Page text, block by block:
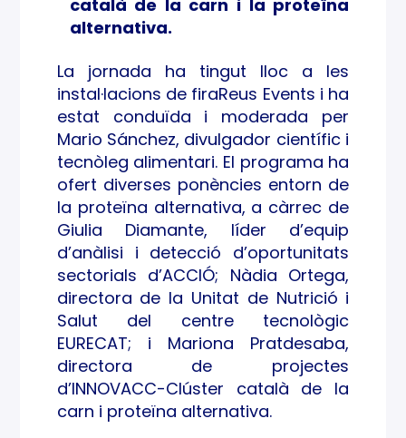
&
Nutri
tion
català de la carn i la proteïna
alternativa.
La jornada ha tingut lloc a les
instal·lacions de firaReus Events i ha
estat conduïda i moderada per
Mario Sánchez, divulgador científic i
tecnòleg alimentari. El programa ha
ofert diverses ponències entorn de
la proteïna alternativa, a càrrec de
Giulia Diamante, líder d’equip
d’anàlisi i detecció d’oportunitats
sectorials d’ACCIÓ; Nàdia Ortega,
directora de la Unitat de Nutrició i
Salut del centre tecnològic
EURECAT; i Mariona Pratdesaba,
directora de projectes
d’INNOVACC-Clúster català de la
carn i proteïna alternativa.